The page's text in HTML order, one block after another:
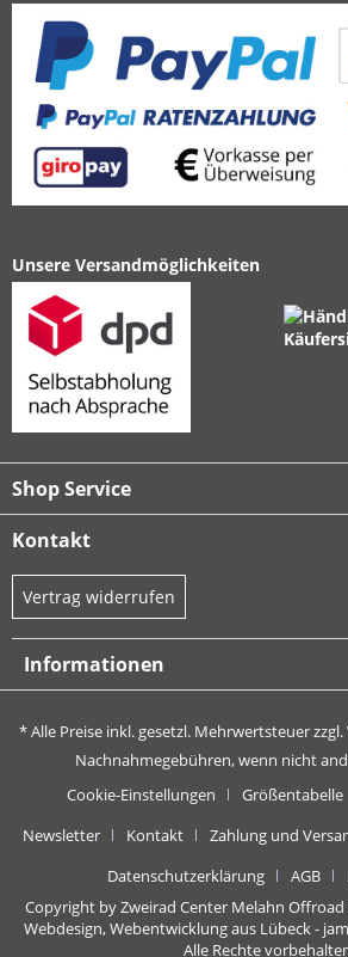
Unsere Versandmöglichkeiten
Shop Service
Kontakt
Vertrag widerrufen
Informationen
* Alle Preise inkl. gesetzl. Mehrwertsteuer zzgl.
Nachnahmegebühren, wenn nicht
Cookie-Einstellungen
Größentabelle
Newsletter
Kontakt Zahlung und
Datenschutzerklärung
AGB
Copyright by Zweirad Center Melahn Offroad
Webdesign, Webentwicklung aus Lübeck -
Alle Rechte